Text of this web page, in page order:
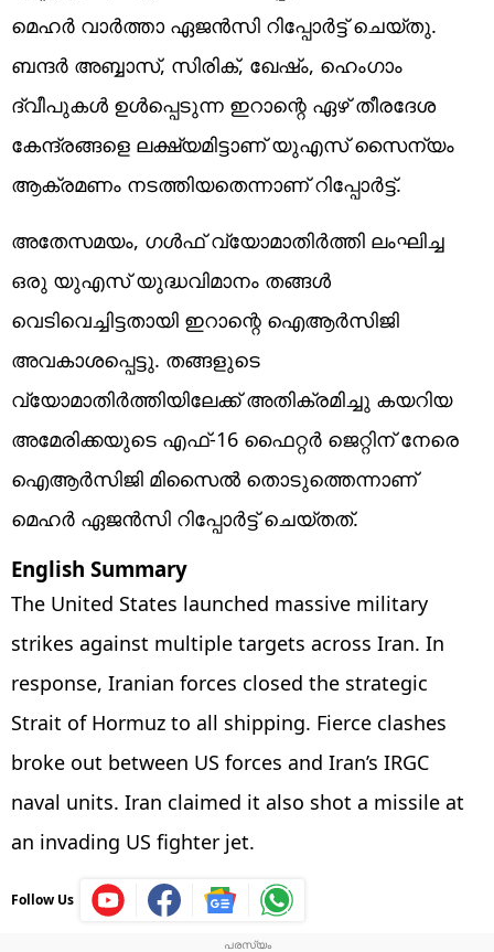
മെഹർ വാർത്താ ഏജൻസി റിപ്പോർട്ട് ചെയ്തു.
ബന്ദർ അബ്ബാസ്, സിരിക്, ഖേഷ്ം, ഹെംഗാം
ദ്വീപുകൾ ഉൾപ്പെടുന്ന ഇറാന്റെ ഏഴ് തീരദേശ
കേന്ദ്രങ്ങളെ ലക്ഷ്യമിട്ടാണ് യുഎസ് സൈന്യം
ആക്രമണം നടത്തിയതെന്നാണ് റിപ്പോര്‍ട്ട്.
അതേസമയം, ഗൾഫ് വ്യോമാതിർത്തി ലംഘിച്ച
ഒരു യുഎസ് യുദ്ധവിമാനം തങ്ങൾ
വെടിവെച്ചിട്ടതായി ഇറാന്റെ ഐആർസിജി
അവകാശപ്പെട്ടു. തങ്ങളുടെ
വ്യോമാതിർത്തിയിലേക്ക് അതിക്രമിച്ചു കയറിയ
അമേരിക്കയുടെ എഫ്-16 ഫൈറ്റർ ജെറ്റിന് നേരെ
ഐആർസിജി മിസൈൽ തൊടുത്തെന്നാണ്‌
മെഹർ ഏജൻസി റിപ്പോർട്ട് ചെയ്തത്.
English Summary
The United States launched massive military
strikes against multiple targets across Iran. In
response, Iranian forces closed the strategic
Strait of Hormuz to all shipping. Fierce clashes
broke out between US forces and Iran’s IRGC
naval units. Iran claimed it also shot a missile at
an invading US fighter jet.
Follow Us